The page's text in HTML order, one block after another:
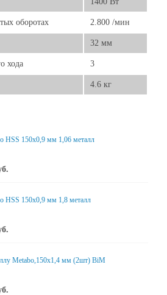
оборотах 2.800 /мин
32 мм
хода 3
4.6 кг
HSS 150x0,9 мм 1,06 металл
HSS 150x0,9 мм 1,8 металл
Metabo,150х1,4 мм (2шт) BiM